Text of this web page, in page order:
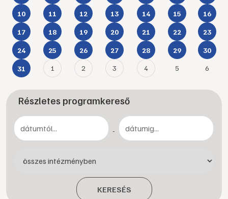
10 11 12 13 14 15 16
17 18 19 20 21 22 23
24 25 26 27 28 29 30
31 1 2 3 4 5 6
Részletes programkereső
-
KERESÉS